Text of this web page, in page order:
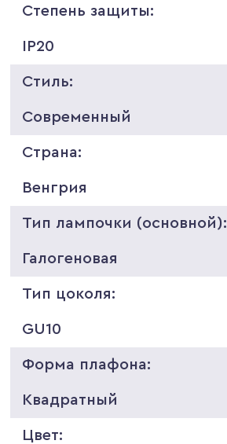
Степень защиты:
IP20
Стиль:
Современный
Страна:
Венгрия
Тип лампочки (основной):
Галогеновая
Тип цоколя:
GU10
Форма плафона:
Квадратный
Цвет: